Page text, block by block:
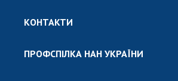
КОНТАКТИ
ПРОФСПІЛКА НАН УКРАЇНИ